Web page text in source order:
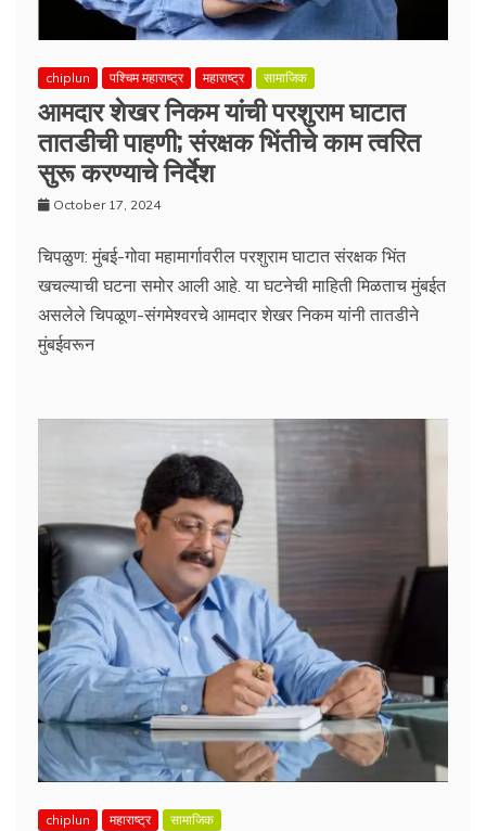
chiplun पश्चिम महाराष्ट्र महाराष्ट्र सामाजिक
आमदार शेखर निकम यांची परशुराम घाटात
तातडीची पाहणी; संरक्षक भिंतीचे काम त्वरित
सुरू करण्याचे निर्देश
October 17, 2024
चिपळुण: मुंबई-गोवा महामार्गावरील परशुराम घाटात संरक्षक भिंत
खचल्याची घटना समोर आली आहे. या घटनेची माहिती मिळताच मुंबईत
असलेले चिपळूण-संगमेश्वरचे आमदार शेखर निकम यांनी तातडीने
मुंबईवरून
chiplun महाराष्ट्र सामाजिक